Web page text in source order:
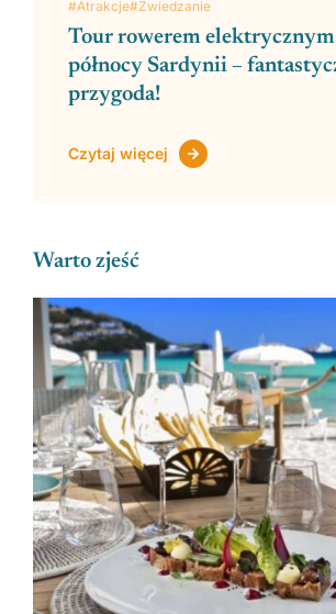
#Atrakcje#Zwiedzanie
Tour rowerem elektrycznym
północy Sardynii –
przygoda!
Czytaj więcej
Warto zjeść